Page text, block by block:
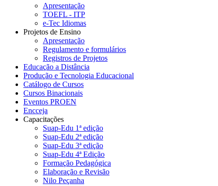
Apresentação
TOEFL - ITP
e-Tec Idiomas
Projetos de Ensino
Apresentação
Regulamento e formulários
Registros de Projetos
Educação a Distância
Produção e Tecnologia Educacional
Catálogo de Cursos
Cursos Binacionais
Eventos PROEN
Encceja
Capacitações
Suap-Edu 1ª edição
Suap-Edu 2ª edição
Suap-Edu 3ª edição
Suap-Edu 4ª Edição
Formação Pedagógica
Elaboração e Revisão
Nilo Peçanha